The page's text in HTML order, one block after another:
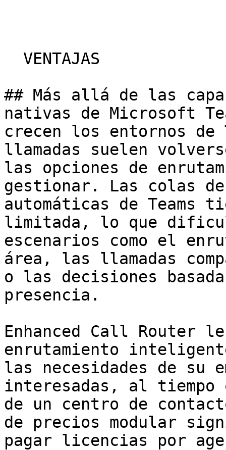
## Más allá de las
nativas de Microsoft
crecen los entornos de
llamadas suelen
las opciones de
gestionar. Las colas
automáticas de Teams
limitada, lo que
escenarios como el
área, las llamadas
o las decisiones
presencia.
Enhanced Call Router
enrutamiento
las necesidades de su
interesadas, al tiempo
de un centro de
de precios modular
pagar licencias por